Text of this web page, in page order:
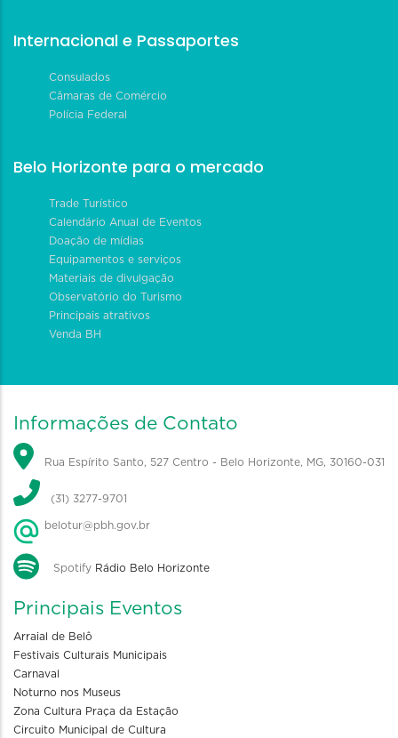
Internacional e Passaportes
Consulados
Câmaras de Comércio
Polícia Federal
Belo Horizonte para o mercado
Trade Turístico
Calendário Anual de Eventos
Doação de mídias
Equipamentos e serviços
Materiais de divulgação
Observatório do Turismo
Principais atrativos
Venda BH
Informações de Contato
Rua Espírito Santo, 527 Centro - Belo Horizonte, MG, 30160-031
(31) 3277-9701
belotur@pbh.gov.br
Spotify Rádio Belo Horizonte
Principais Eventos
Arraial de Belô
Festivais Culturais Municipais
Carnaval
Noturno nos Museus
Zona Cultura Praça da Estação
Circuito Municipal de Cultura